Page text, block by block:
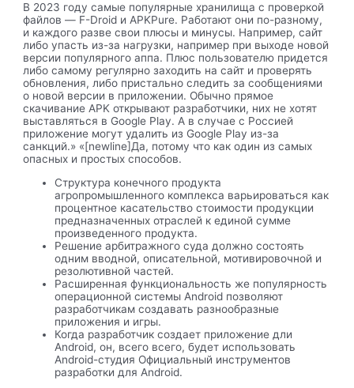
В 2023 году самые популярные хранилища с проверкой
файлов — F-Droid и APKPure. Работают они по-разному,
и каждого разве свои плюсы и минусы. Например, сайт
либо упасть из-за нагрузки, например при выходе новой
версии популярного аппа. Плюс пользователю придется
либо самому регулярно заходить на сайт и проверять
обновления, либо пристально следить за сообщениями
о новой версии в приложении. Обычно прямое
скачивание APK открывают разработчики, них не хотят
выставляться в Google Play. А в случае с Россией
приложение могут удалить из Google Play из-за
санкций.» «[newline]Да, потому что как один из самых
опасных и простых способов.
Структура конечного продукта
агропромышленного комплекса варьироваться как
процентное касательство стоимости продукции
предназначенных отраслей к единой сумме
произведенного продукта.
Решение арбитражного суда должно состоять
одним вводной, описательной, мотивировочной и
резолютивной частей.
Расширенная функциональность же популярность
операционной системы Android позволяют
разработчикам создавать разнообразные
приложения и игры.
Когда разработчик создает приложение дли
Android, он, всего всего, будет использовать
Android-студия Официальный инструментов
разработки для Android.